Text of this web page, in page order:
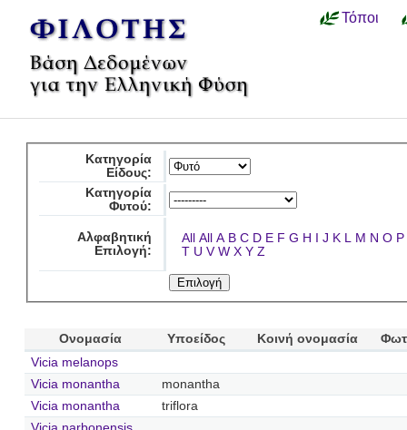
Τόποι
Κατηγορία
Είδους:
Κατηγορία
Φυτού:
Αλφαβητική
Επιλογή:
All All A B C D E F G H I J K L M N O P
T U V W X Y Z
Ονομασία Υποείδος Κοινή ονομασία
Vicia melanops
Vicia monantha
monantha
Vicia monantha
triflora